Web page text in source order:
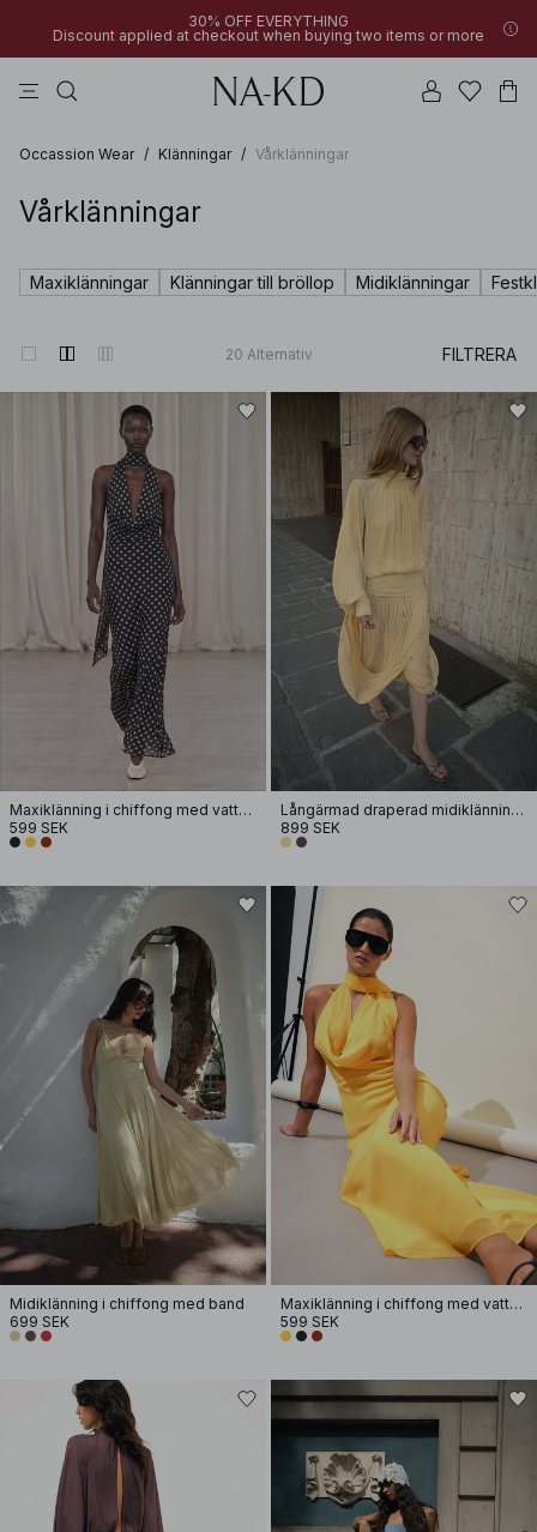
30% OFF EVERYTHING
Discount applied at checkout when buying two items or more
Occassion Wear / Klänningar / Vårklänningar
Vårklänningar
Maxiklänningar Klänningar till bröllop Midiklänningar
20 Alternativ FILTRERA
Maxiklänning i chiffong med vattenfallseffekt
599 SEK
Långärmad draperad midiklänning med öppen rygg
899 SEK
Midiklänning i chiffong med band
699 SEK
Maxiklänning i chiffong med vattenfallseffekt
599 SEK